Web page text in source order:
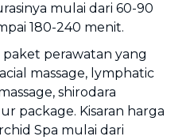
mulai dari 60-90
180-240 menit.
perawatan yang
massage, lymphatic
shirodara
package. Kisaran harga
Spa mulai dari